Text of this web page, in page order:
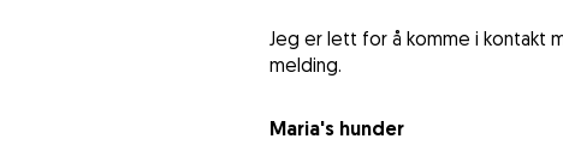
Jeg er lett for å komme i kontakt
melding.
Maria's hunder